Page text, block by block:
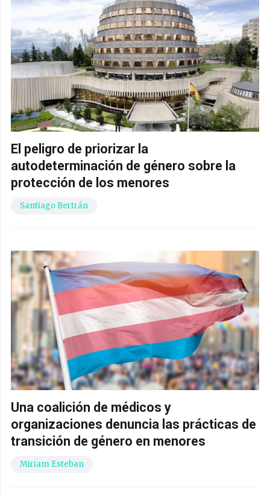
El peligro de priorizar la
autodeterminación de género sobre la
protección de los menores
Santiago Bertrán
Una coalición de médicos y
organizaciones denuncia las prácticas de
transición de género en menores
Miriam Esteban